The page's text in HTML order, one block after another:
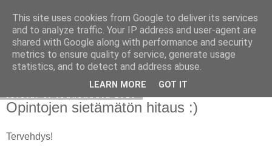
Avoin blogiskelija
Opintojen sietämätön hitaus :)
Tervehdys!
This site uses cookies from Google to deliver its services
and to analyze traffic. Your IP address and user-agent are
shared with Google along with performance and security
metrics to ensure quality of service, generate usage
statistics, and to detect and address abuse.
LEARN MORE GOT IT